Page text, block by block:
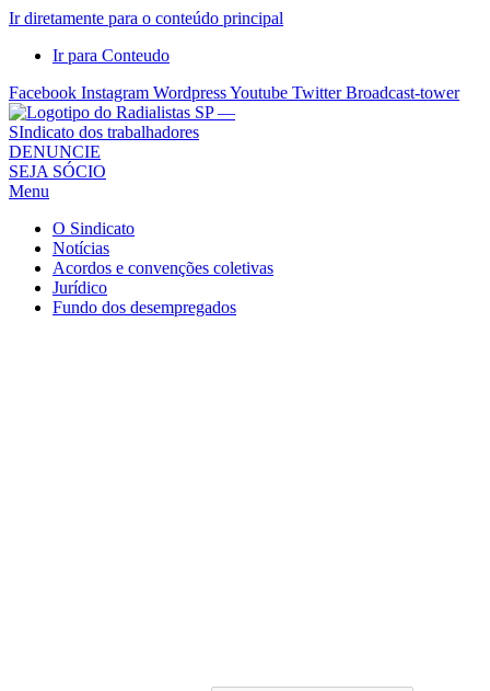
Ir diretamente para o conteúdo principal
Ir para Conteudo
Facebook Instagram WordpressYoutube Twitter Broadcast-tower
Sindicato
dos
Radialistas
São
Paulo
Sindicato
DENUNCIE
SEJA SÓCIO
Menu
O Sindicato
Notícias
Acordos e convenções coletivas
Jurídico
Fundo dos desempregados